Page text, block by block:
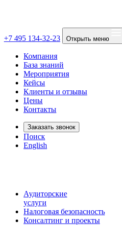
+7 495 134-32-23 Открыть меню
Компания
База знаний
Мероприятия
Кейсы
Клиенты и отзывы
Цены
Контакты
Заказать звонок
Поиск
English
Аудиторские
услуги
Налоговая безопасность
Консалтинг и проекты